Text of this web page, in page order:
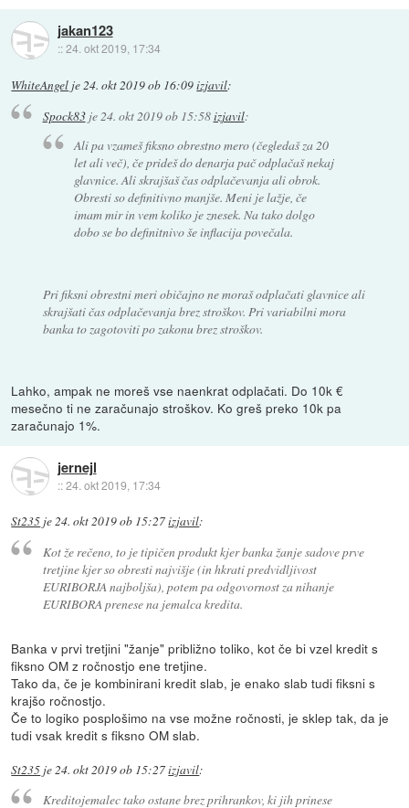
jakan123
::24. okt 2019, 17:34
WhiteAngel je24. okt 2019 ob 16:09izjavil:
Spock83je 24. okt 2019 ob 15:58izjavil:
Ali pa vzameš fiksno obrestno mero (čegledaš za 20
let ali več), če prideš do denarja pač odplačaš nekaj
glavnice. Ali skrajšaš čas odplačevanja ali obrok.
Obresti so definitivno manjše. Meni je lažje, če
imam mir in vem koliko je znesek. Na tako dolgo
dobo se bo definitnivo še inflacija povečala.
Pri fiksni obrestni meri običajno ne moraš odplačati glavnice ali
skrajšati čas odplačevanja brez stroškov. Pri variabilni mora
banka to zagotoviti po zakonu brez stroškov.
Lahko, ampak ne moreš vse naenkrat odplačati. Do 10k €
mesečno ti ne zaračunajo stroškov. Ko greš preko 10k pa
zaračunajo 1%.
jernejl
::24. okt 2019, 17:34
St235 je24. okt 2019 ob 15:27izjavil:
Kot že rečeno, to je tipičen produkt kjer banka žanje sadove prve
tretjine kjer so obresti najvišje (in hkrati predvidljivost
EURIBORJA najboljša), potem pa odgovornost za nihanje
EURIBORA prenese na jemalca kredita.
Banka v prvi tretjini "žanje" približno toliko, kot če bi vzel kredit s
fiksno OM z ročnostjo ene tretjine.
Tako da, če je kombinirani kredit slab, je enako slab tudi fiksni s
krajšo ročnostjo.
Če to logiko posplošimo na vse možne ročnosti, je sklep tak, da je
tudi vsak kredit s fiksno OM slab.
St235 je24. okt 2019 ob 15:27izjavil:
Kreditojemalec tako ostane brez prihrankov, ki jih prinese